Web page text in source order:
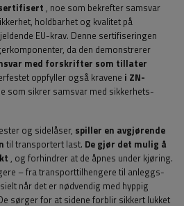
sertifisert , noe som bekrefter samsvar
holdbarhet og kvalitet på
EU-krav. Denne sertifiseringen
da den demonstrerer
med forskrifter som tillater
oppfyller også kravene i ZN-
som sikrer samsvar med sikkerhets-
og sidelåser, spiller en avgjørende
til transportert last. De gjør det mulig å
, og forhindrer at de åpnes under kjøring.
– fra transporttilhengere til anleggs-
når det er nødvendig med hyppig
sørger for at sidene forblir sikkert lukket